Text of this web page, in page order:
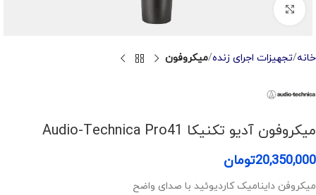
خانه تجهیزات اجرای زنده میکروفون
میکروفون آدیو تکنیکا Audio-Technica Pro41
20,350,000تومان
میکروفن داینامیک کاردیوئید با صدای واضح